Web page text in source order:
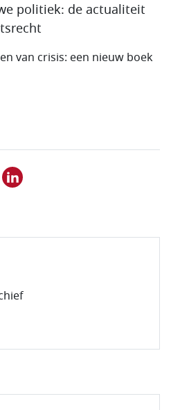
politiek: de actualiteit
van crisis: een nieuw boek
Bluesky
item op Facebook
via WhatsApp